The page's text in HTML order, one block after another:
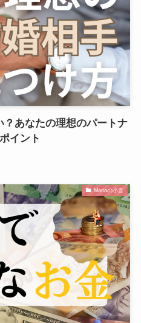
あなたの理想のパートナ
イント
Mariaの小言